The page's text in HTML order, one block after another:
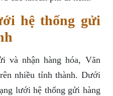
hệ thống gửi
và nhận hàng hóa, Văn
nhiều tỉnh thành. Dưới
lưới hệ thống gửi hàng